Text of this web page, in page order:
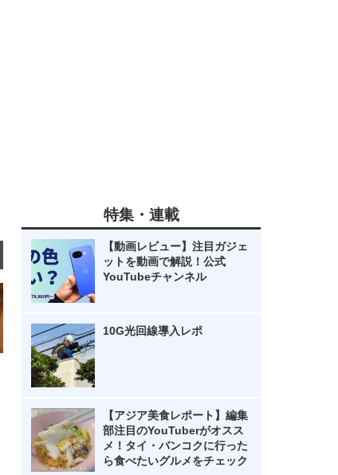
特集・連載
【動画レビュー】注目ガジェ
ットを動画で解説！公式
YouTubeチャンネル
10G光回線導入レポ
【アジア美食レポート】編集
部注目のYouTuberがオスス
メ！タイ・バンコクに行った
ら食べたいグルメをチェック